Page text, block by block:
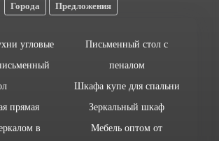
Города
Предложения
угловые
прямая
в
Письменный стол с
пеналом
Шкафа купе для спальни
Зеркальный шкаф
Мебель оптом от